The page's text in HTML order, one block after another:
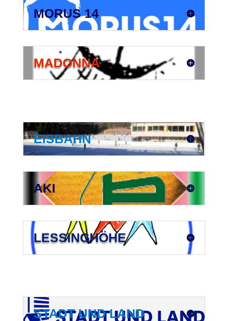
MORUS 14
MADONNA
EISBAHN
AKI
LESSINGHÖHE
STADT UND LAND